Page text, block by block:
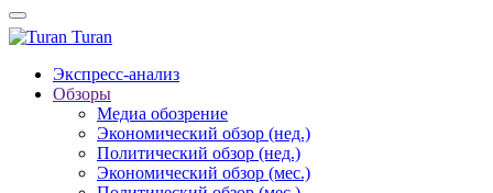
Turan
Экспресс-анализ
Обзоры
Медиа обозрение
Экономический обзор (нед.)
Политический обзор (нед.)
Экономический обзор (мес.)